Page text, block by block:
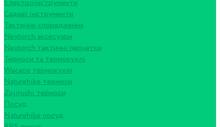
Електроінструменти
Садові інструменти
Тактичне спорядження
Nextorch аксесуари
Nextorch тактичні перчатки
Термоси та термокухлі
Wacaco термокухлі
Naturehike термоси
Zojirushi термоси
Посуд
Naturehike посуд